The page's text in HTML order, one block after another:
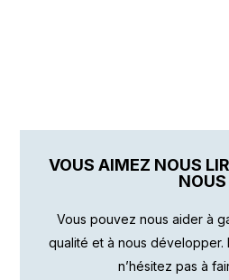
VOUS AIMEZ NOUS
NOUS
Vous pouvez nous aider à
qualité et à nous développer.
n’hésitez pas à